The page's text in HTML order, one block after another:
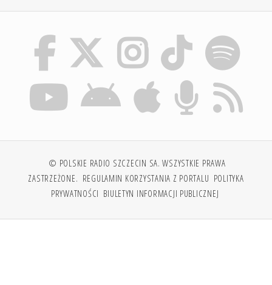
© POLSKIE RADIO SZCZECIN SA. WSZYSTKIE PRAWA
ZASTRZEŻONE. REGULAMIN KORZYSTANIA Z PORTALU POLITYKA
PRYWATNOŚCI BIULETYN INFORMACJI PUBLICZNEJ